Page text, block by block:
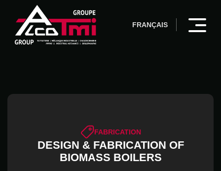
FRANÇAIS
FABRICATION
DESIGN & FABRICATION OF
BIOMASS BOILERS